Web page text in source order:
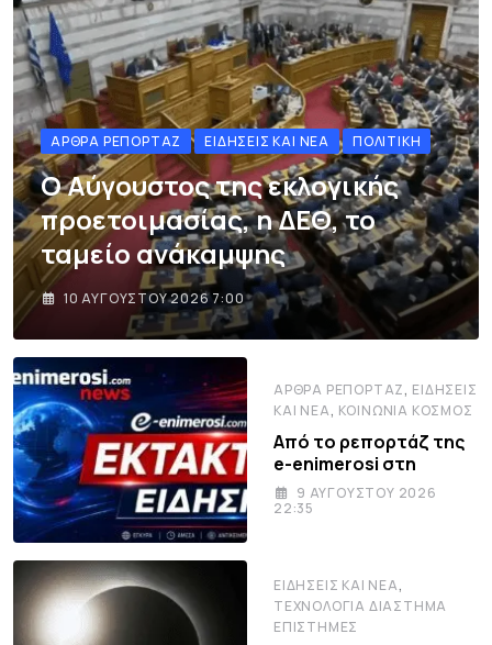
ΆΡΘΡΑ ΡΕΠΟΡΤΆΖ ΕΙΔΉΣΕΙΣ ΚΑΙ ΝΈΑ ΠΟΛΙΤΙΚΉ
Ο Αύγουστος της εκλογικής
προετοιμασίας, η ΔΕΘ, το
ταμείο ανάκαμψης
10 ΑΥΓΟΎΣΤΟΥ 2026 7:00
ΆΡΘΡΑ ΡΕΠΟΡΤΆΖ, ΕΙΔΉΣΕΙΣ
ΚΑΙ ΝΈΑ, ΚΟΙΝΩΝΊΑ ΚΌΣΜΟΣ
Από το ρεπορτάζ της
e-enimerosi στη
9 ΑΥΓΟΎΣΤΟΥ 2026
22:35
ΕΙΔΉΣΕΙΣ ΚΑΙ ΝΈΑ,
ΤΕΧΝΟΛΟΓΊΑ ΔΙΆΣΤΗΜΑ
ΕΠΙΣΤΉΜΕΣ